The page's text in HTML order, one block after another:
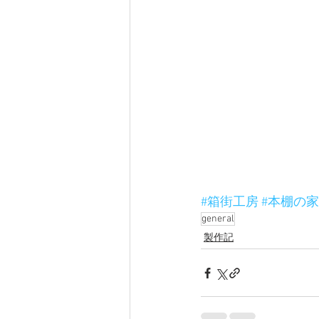
#箱街工房#本棚の家
general
製作記